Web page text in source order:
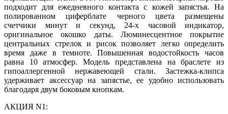
подходит для ежедневного контакта с кожей запястья. На
полированном циферблате черного цвета размещены
счетчики минут и секунд, 24-х часовой индикатор,
оригинальное окошко даты. Люминесцентное покрытие
центральных стрелок и рисок позволяет легко определить
время даже в темноте. Повышенная водостойкость часов
равна 10 атмосфер. Модель представлена на браслете из
гипоаллергенной нержавеющей стали. Застежка-клипса
удерживает аксессуар на запястье, ее удобно использовать
благодаря двум боковым кнопкам.
АКЦИЯ N1: